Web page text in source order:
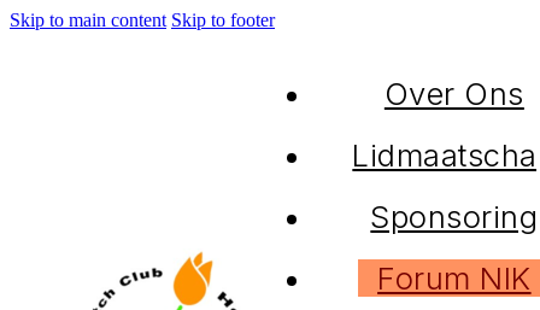
Skip to main content Skip to footer
Over Ons
Sponsoring
Forum NIK